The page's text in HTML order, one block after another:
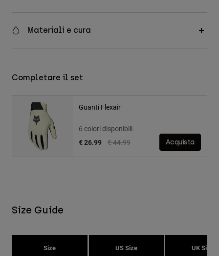
Materiali e cura
Completare il set
Guanti Flexair
6 colori disponibili
Price reduced from
€ 44.99to
€ 26.99 Acquista
Size Guide
Size US Size UK Size